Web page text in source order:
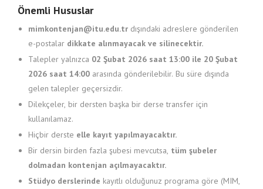
Önemli Hususlar
mimkontenjan@itu.edu.tr dışındaki adreslere gönderilen
e-postalar dikkate alınmayacak ve silinecektir.
Talepler yalnızca 02 Şubat 2026 saat 13:00 ile 20 Şubat
2026 saat 14:00 arasında gönderilebilir. Bu süre dışında
gelen talepler geçersizdir.
Dilekçeler, bir dersten başka bir derse transfer için
kullanılamaz.
Hiçbir derste elle kayıt yapılmayacaktır.
Bir dersin birden fazla şubesi mevcutsa, tüm şubeler
dolmadan kontenjan açılmayacaktır.
Stüdyo derslerinde kayıtlı olduğunuz programa göre (MIM,